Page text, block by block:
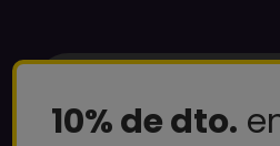
Nombre y apellidos
10% de dto.